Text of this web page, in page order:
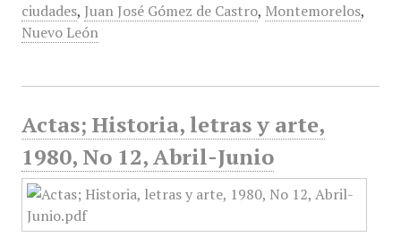
ciudades, Juan José Gómez de Castro, Montemorelos,
Nuevo León
Actas; Historia, letras y arte,
1980, No 12, Abril-Junio